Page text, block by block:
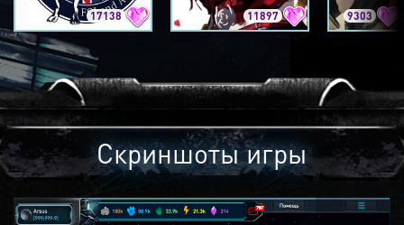
17138 11897 9303
Скриншоты игры